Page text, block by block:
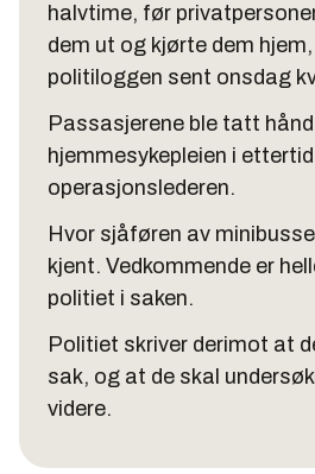
halvtime, før
dem ut og kjørte dem
politiloggen sent onsdag
Passasjerene ble tatt
hjemmesykepleien i
operasjonslederen.
Hvor sjåføren av
kjent. Vedkommende er
politiet i saken.
Politiet skriver derimot at
sak, og at de skal
videre.